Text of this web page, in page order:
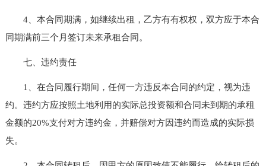
4、本合同期满，如继续出租，乙方有有权权，双方应于本合
同期满前三个月签订未来承租合同。
七、违约责任
1、在合同履行期间，任何一方违反本合同的约定，视为违
约。违约方应按照土地利用的实际总投资额和合同未到期的承租
金额的20%支付对方违约金，并赔偿对方因违约而造成的实际损
失。